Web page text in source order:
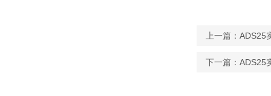
上一篇： ADS25
下一篇： ADS25